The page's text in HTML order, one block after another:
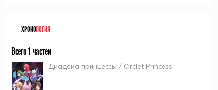
ХРОНОЛОГИЯ
Всего 1 частей
Диадема принцессы / Circlet Princess